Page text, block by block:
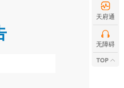
天府通
无障碍